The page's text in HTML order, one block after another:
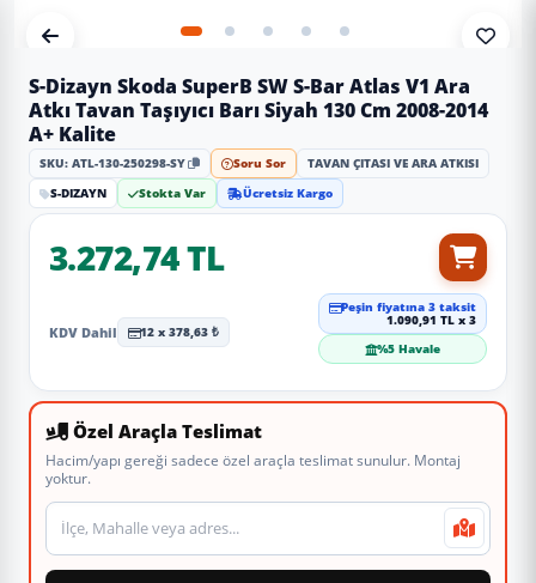
S-Dizayn Skoda SuperB SW S-Bar Atlas V1 Ara
Atkı Tavan Taşıyıcı Barı Siyah 130 Cm 2008-2014
A+ Kalite
SKU: ATL-130-250298-SY Soru Sor
TAVAN ÇITASI VE ARA ATKISI
S-DIZAYN
Stokta Var Ücretsiz Kargo
3.272,74 TL
KDV Dahil 12 x 378,63 ₺
Peşin fiyatına 3 taksit
1.090,91 TL x 3
%5 Havale
Özel Araçla Teslimat
Hacim/yapı gereği sadece özel araçla teslimat sunulur. Montaj
yoktur.
Teslimat veya montaj adresi